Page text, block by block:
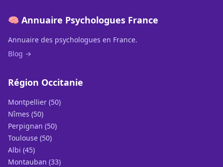
🧠 Annuaire Psychologues France
Annuaire des psychologues en France.
Blog →
Région Occitanie
Montpellier (50)
Nîmes (50)
Perpignan (50)
Toulouse (50)
Albi (45)
Montauban (33)